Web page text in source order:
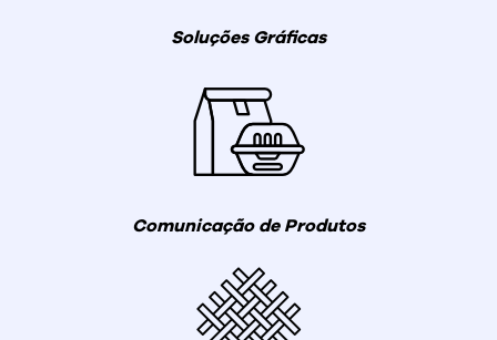
Soluções Gráficas
Comunicação de Produtos